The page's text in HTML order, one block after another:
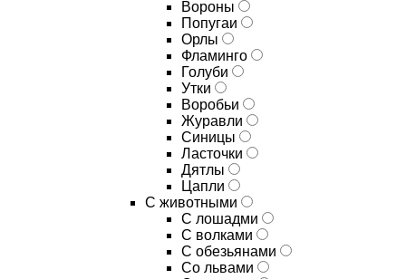
Вороны
Попугаи
Орлы
Фламинго
Голуби
Утки
Воробьи
Журавли
Синицы
Ласточки
Дятлы
Цапли
С животными
С лошадми
С волками
С обезьянами
Со львами